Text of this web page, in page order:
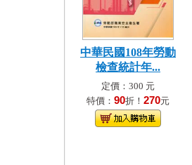
中華民國108年勞動
檢查統計年...
定價：300 元
特價： 90折！ 270元